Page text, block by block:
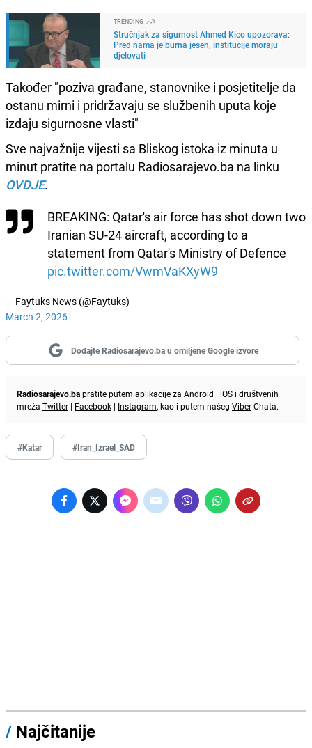
TRENDING
Stručnjak za sigurnost Ahmed Kico upozorava:
Pred nama je burna jesen, institucije moraju
djelovati
Također "poziva građane, stanovnike i posjetitelje da
ostanu mirni i pridržavaju se službenih uputa koje
izdaju sigurnosne vlasti"
Sve najvažnije vijesti sa Bliskog istoka iz minuta u
minut pratite na portalu Radiosarajevo.ba na linku
OVDJE.
BREAKING: Qatar's air force has shot down two
Iranian SU-24 aircraft, according to a
statement from Qatar's Ministry of Defence
pic.twitter.com/VwmVaKXyW9
— Faytuks News (@Faytuks)
March 2, 2026
Dodajte Radiosarajevo.ba u omiljene Google izvore
Radiosarajevo.bapratite putem aplikacije za Android | iOS i društvenih
mreža Twitter | Facebook | Instagram, kao i putem našeg ViberChata.
#Katar #Iran_Izrael_SAD
/ Najčitanije